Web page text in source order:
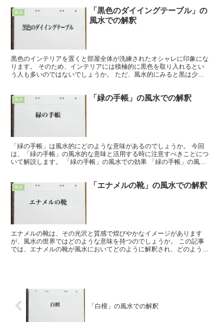
風水
「黒色のダイイングテーブル」の
風水での解釈
黒色のインテリアを置くと部屋全体が洗練されたオシャレに印象にな
ります。 そのため、インテリアには積極的に黒色を取り入れるとい
う人も多いのではないでしょうか。 ただ、風水的にみると黒は少し
風水 「緑の手帳」の風水での解釈
「緑の手帳」は風水的にどのような意味があるのでしょうか。 今回
は、「緑の手帳」の風水的な意味と活用する時に注意すべきことにつ
いて解説します。 「緑の手帳」の風水での効果 「緑の手帳」の風水
風水 「エナメルの靴」の風水での解釈
エナメルの靴は、その光沢と質感で煌びやかなイメージがあります
が、風水の世界ではどのような意味を持つのでしょうか。 この記事
では、エナメルの靴が風水においてどのように解釈され、どのような
「白檀」の風水での解釈